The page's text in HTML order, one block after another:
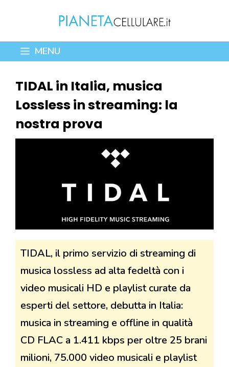
contenuto
MENU
TIDAL in Italia, musica
Lossless in streaming: la
nostra prova
TIDAL, il primo servizio di streaming di
musica lossless ad alta fedeltà con i
video musicali HD e playlist curate da
esperti del settore, debutta in Italia:
musica in streaming e offline in qualità
CD FLAC a 1.411 kbps per oltre 25 brani
milioni, 75.000 video musicali e playlist